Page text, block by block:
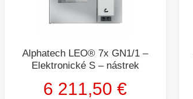
Alphatech LEO® 7x GN1/1 –
Elektronické S – nástrek
6 211,50 €